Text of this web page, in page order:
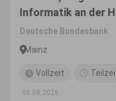
Informatik an der
Mainz
Deutsche Bundesbank
Mainz
Vollzeit
06.08.2026